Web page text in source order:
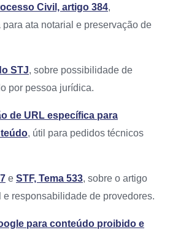
Civil, artigo 384,
para ata notarial e preservação de
STJ, sobre possibilidade de
por pessoa jurídica.
de URL específica para
, útil para pedidos técnicos
e STF, Tema 533, sobre o artigo
e responsabilidade de provedores.
para conteúdo proibido e